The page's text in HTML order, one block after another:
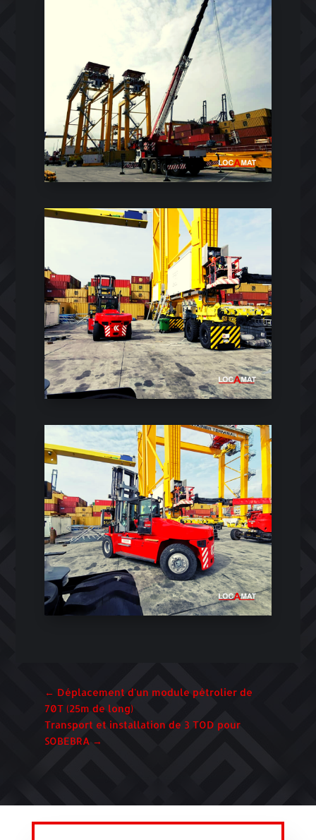
← Déplacement d'un module pétrolier de
70T (25m de long)
Transport et installation de 3 TOD pour
SOBEBRA→